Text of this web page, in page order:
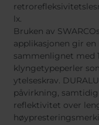
lx.
Bruken av
applikasjonen gir
sammenlignet med
klyngetypeperler
ytelseskrav.
påvirkning,
reflektivitet over